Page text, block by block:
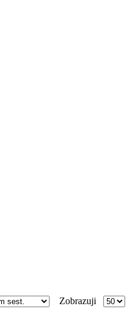
Zobrazuji